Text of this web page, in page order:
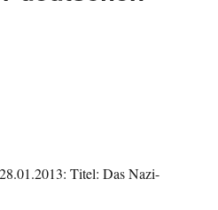
Titel: Das Nazi-